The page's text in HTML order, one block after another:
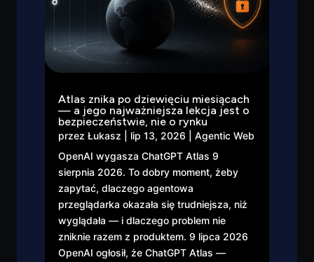
Atlas znika po dziewięciu miesiącach
— a jego najważniejsza lekcja jest o
bezpieczeństwie, nie o rynku
przez Łukasz lip 13, 2026
Agentic Web
OpenAI wygasza ChatGPT Atlas 9
sierpnia 2026. To dobry moment, żeby
zapytać, dlaczego agentowa
przeglądarka okazała się trudniejsza, niż
wyglądała — i dlaczego problem nie
zniknie razem z produktem. 9 lipca 2026
OpenAI ogłosił, że ChatGPT Atlas —